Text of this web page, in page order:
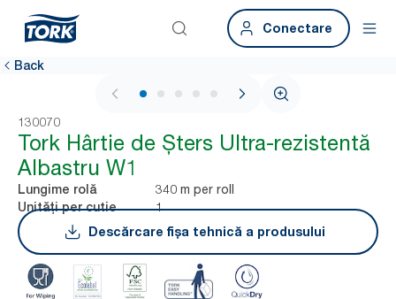
Conectare
Back
1 / 5
130070
Tork Hârtie de Șters Ultra-rezistentă
Albastru W1
Lungime rolă 340 m per roll
Unități per cutie
1
Descărcare fișa tehnică a produsului